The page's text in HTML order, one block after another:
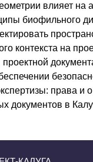
влияет на
биофильного
контекста на
права и
документов в